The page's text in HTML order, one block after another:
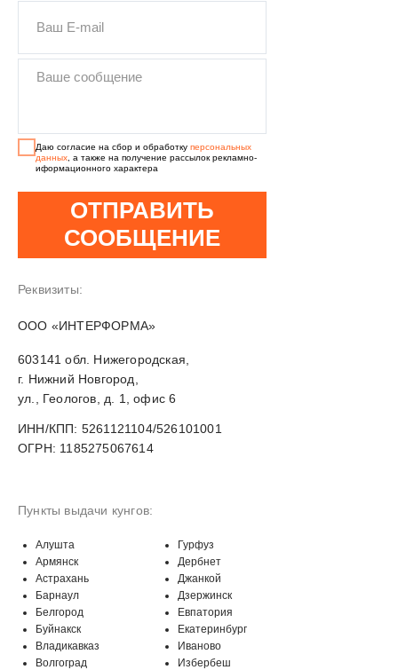
Реквизиты:
OOO «ИНТЕРФОРМА»
603141 обл. Нижегородская,
г. Нижний Новгород,
ул., Геологов, д. 1, офис 6
ИНН/КПП: 5261121104/526101001
ОГРН: 1185275067614
Даю согласие на сбор и обработку персональных
данных , а также на получение рассылок рекламно-
иформационного характера
ОТПРАВИТЬ
СООБЩЕНИЕ
Пункты выдачи кунгов:
Алушта
Армянск
Астрахань
Барнаул
Белгород
Буйнакск
Владикавказ
Волгоград
Гурфуз
Дербнет
Джанкой
Дзержинск
Евпатория
Екатеринбург
Иваново
Избербеш